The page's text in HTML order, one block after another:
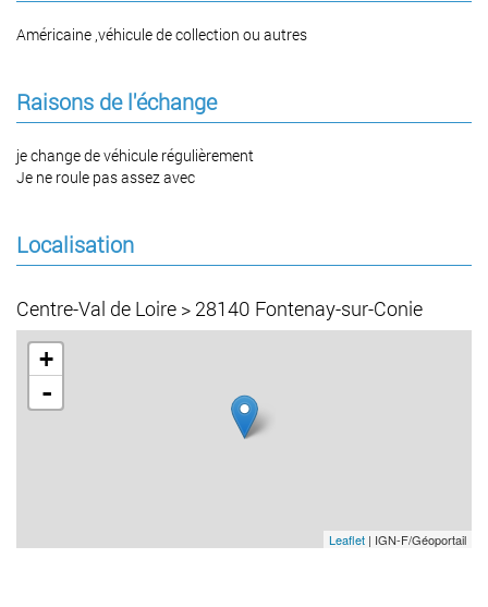
Américaine ,véhicule de collection ou autres
Raisons de l'échange
je change de véhicule régulièrement
Je ne roule pas assez avec
Localisation
Centre-Val de Loire > 28140 Fontenay-sur-Conie
+
-
Leaflet | IGN-F/Géoportail